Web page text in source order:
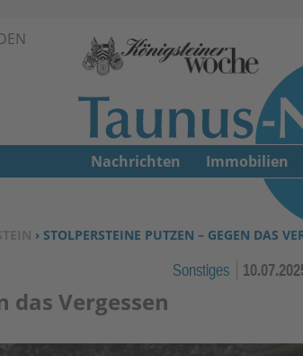
Zum Inhalt springen ↓
› STOLPERSTEINE PUTZEN – GEGEN DAS
Sonstiges
das Vergessen
Nachrichten Immobilien